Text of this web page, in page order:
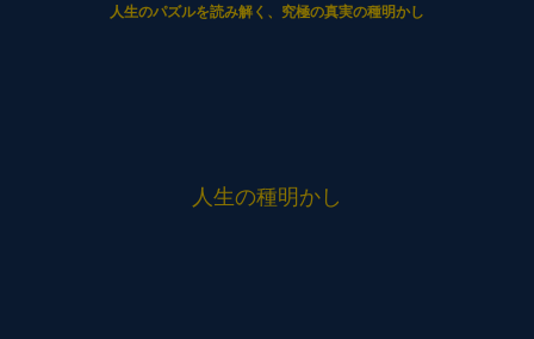
人生の種明かし
人生のパズルを読み解く、究極の真実の種明かし